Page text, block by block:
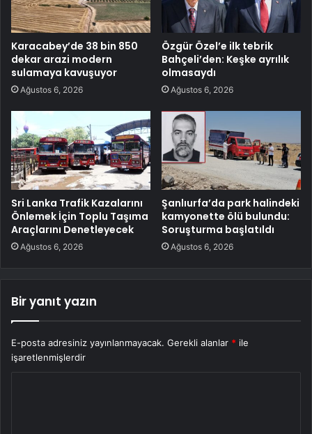
Karacabey’de 38 bin 850
dekar arazi modern
sulamaya kavuşuyor
Ağustos 6, 2026
Özgür Özel’e ilk tebrik
Bahçeli’den: Keşke ayrılık
olmasaydı
Ağustos 6, 2026
Sri Lanka Trafik Kazalarını
Önlemek İçin Toplu Taşıma
Araçlarını Denetleyecek
Ağustos 6, 2026
Şanlıurfa’da park halindeki
kamyonette ölü bulundu:
Soruşturma başlatıldı
Ağustos 6, 2026
Bir yanıt yazın
E-posta adresiniz yayınlanmayacak. Gerekli alanlar * ile
işaretlenmişlerdir